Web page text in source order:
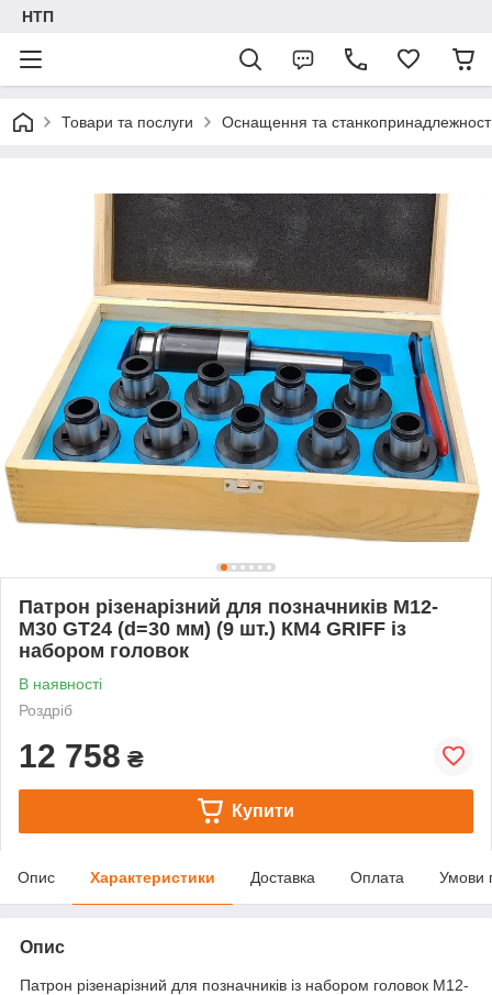
НТП
Товари та послуги Оснащення та
Патрон різенарізний для позначників М12-
М30 GT24 (d=30 мм) (9 шт.) КМ4 GRIFF із
набором головок
В наявності
Роздріб
12 758 ₴
Купити
Опис Характеристики Доставка Оплата Умови
Опис
Патрон різенарізний для позначників із набором головок М12-